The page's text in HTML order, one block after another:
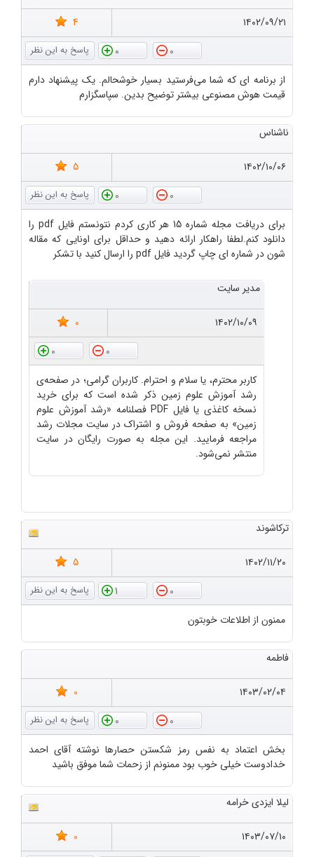
۱۴۰۲/۰۹/۲۱
4
0
0
از برنامه ای که شما می‌فرستید بسیار خوشحالم. یک پیشنهاد دارم
قیمت هوش مصنوعی بیشتر توضیح بدین. سپاسگزارم
ناشناس
۱۴۰۲/۱۰/۰۶
5
0
0
برای دریافت مجله شماره 15 هر کاری کردم نتونستم فایل pdf را
دانلود کنم.لطفا راهکار ارائه دهید و حداقل برای اونایی که مقاله
شون در شماره ای چاپ گردید فایل pdf را ارسال کنید با تشکر
مدیر سایت
۱۴۰۲/۱۰/۰۹
0
0
0
کاربر محترم، یا سلام و احترام. کاربران گرامی؛ در صفحه‌ی
رشد آموزش علوم زمین ذکر شده است که برای خرید
نسخه کاغذی یا فایل PDF فصلنامه «رشد آموزش علوم
زمین» به صفحه فروش و اشتراک در سایت مجلات رشد
مراجعه فرمایید. این مجله به صورت رایگان در سایت
منتشر نمی‌شود.
ترکاشوند
۱۴۰۲/۱۱/۲۰
5
0
1
ممنون از اطلاعات خوبتون
فاطمه
۱۴۰۳/۰۲/۰۴
0
0
0
بخش اعتماد به نفس رمز شکستن حصارها نوشته آقای احمد
خدادوست خیلی خوب بود ممنونم از زحمات شما موفق باشید
لیلا ایزدی خرامه
۱۴۰۳/۰۷/۱۰ 0